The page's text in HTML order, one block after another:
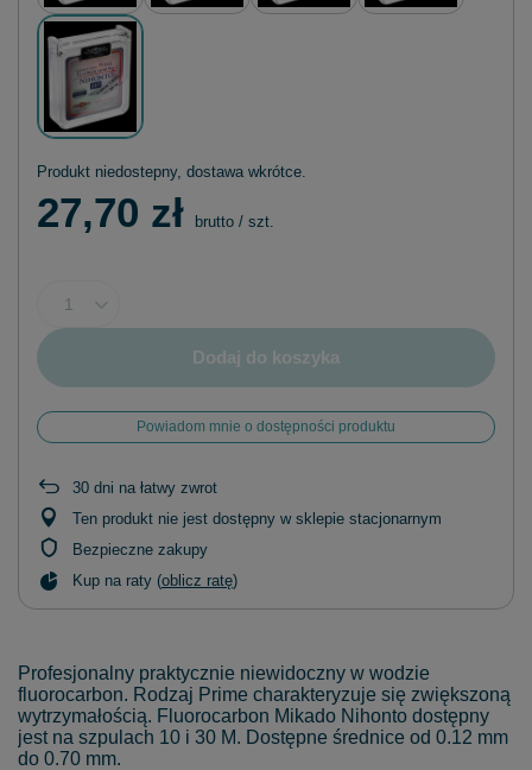
Produkt niedostepny, dostawa wkrótce
27,70 zł brutto / szt.
Dodaj do koszyka
Powiadom mnie o dostępności produktu
30 dni na łatwy zwrot
Ten produkt nie jest dostępny w sklepie stacjonarnym
Bezpieczne zakupy
Kup na raty (oblicz ratę)
Profesjonalny praktycznie niewidoczny w wodzie
fluorocarbon. Rodzaj Prime charakteryzuje się zwiększoną
wytrzymałością. Fluorocarbon Mikado Nihonto dostępny
jest na szpulach 10 i 30 M. Dostępne średnice od 0.12 mm
do 0.70 mm.